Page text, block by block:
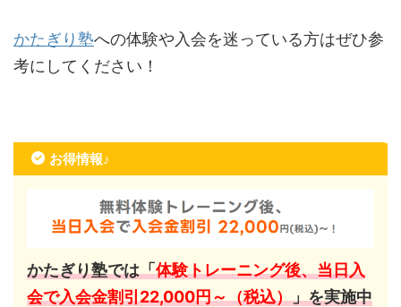
かたぎり塾への体験や入会を迷っている方はぜひ参
考にしてください！
お得情報♪
かたぎり塾では「体験トレーニング後、当日入
会で入会金割引22,000円～（税込）」を実施中